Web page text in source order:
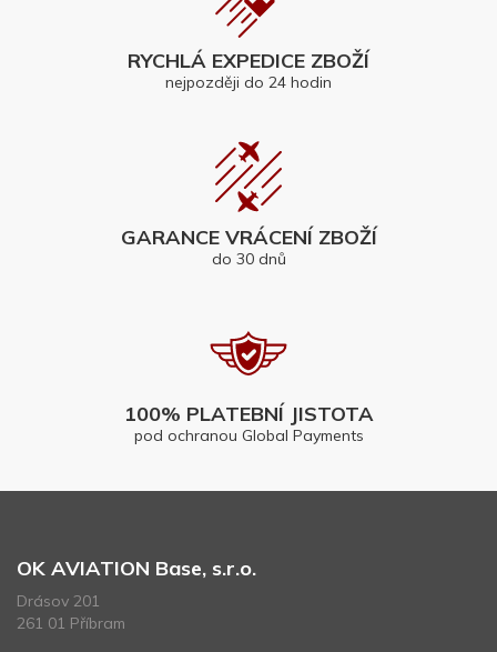
RYCHLÁ EXPEDICE ZBOŽÍ
nejpozději do 24 hodin
GARANCE VRÁCENÍ ZBOŽÍ
do 30 dnů
100% PLATEBNÍ JISTOTA
pod ochranou Global Payments
OK AVIATION Base, s.r.o.
Drásov 201
261 01 Příbram